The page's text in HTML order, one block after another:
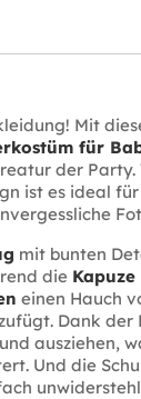
Mit
für
der
ist es ideal
mit bunten
die
einen Hauch
Dank der
ausziehen,
Und die